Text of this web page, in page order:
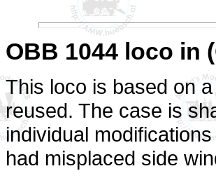
OBB 1044 loco in
This loco is based on
reused. The case is
individual
had misplaced side